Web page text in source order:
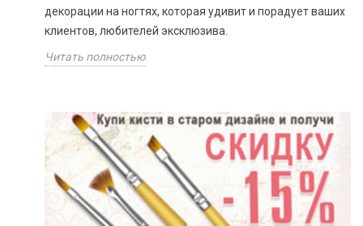
декорации на ногтях, которая удивит и порадует ваших
клиентов, любителей эксклюзива.
Читать полностью